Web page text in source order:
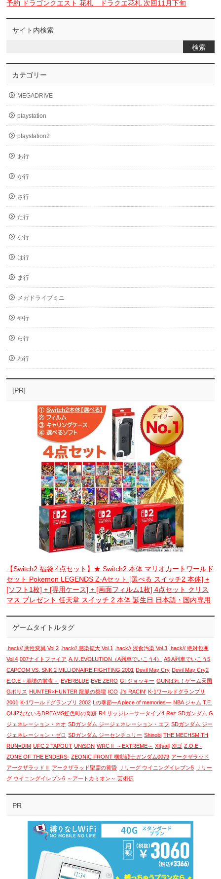
予約 ドラゴンクエスト 花札 ドラクエ花札 次回11月下旬
サイト内検索
カテゴリー
MEGADRIVE
playstation
playstation2
あ行
か行
さ行
た行
な行
は行
ま行
メガドライブミニ
や行
ら行
わ行
[PR]
【Switch2 福袋 4点セット】★ Switch2 本体 マリオカートワールド
セット Pokemon LEGENDS Z-Aセット [選べる スイッチ2 本体] +
[ソフト1枚] + [専用ケース] + [画面フィルム1枚] 4点セット クリス
マス プレゼント 任天堂 スイッチ 2 本体 誕生日 日本語・国内専用
ゲームタイトルタグ
.hack// 悪性変異 Vol.2 .hack// 感染拡大 Vol.1 .hack// 浸食汚染 Vol.3 .hack// 絶対包囲
Vol.4 007ナイトファイア A.Ⅳ.EVOLUTION（A列車でいこう4）
A5 A列車でいこう5
CAPCOM VS. SNK 2 MILLIONAIRE FIGHTING 2001 Devil May Cry Devil May Cry2
E.O.E－崩壊の前夜－
EVERBLUE EVE ZERO GI ジョッキー GUNばれ！ゲーム天国
Gポリス HUNTER×HUNTER 龍脈の祭壇 ICO J's RACIN' K-1ワールドグランプリ
2001 K-1ワールドグランプリ 2002 Lの季節―A piece of memories― NBA ジャム T.E.
QUIZなないろDREAMS虹色町の奇跡 R4 リッジレーサータイプ4 Rez SDガンダム G
ジェネレーション・ネオ SDガンダム ジージェネレーション・エフ SDガンダム ジー
ジェネレーション・ゼロ SDガンダム ジーセンチュリー Shinobi THE MECHSMITH
RUN=DIM UFC 2 TAPOUT UNiSON WRCⅡ ～EXTREME～ XI[sai] XIゴ Z.O.E -
ZONE OF THE ENDERS- ZEONIC FRONT 機動戦士ガンダム0079 アークザラッド
アークザラッドⅡ
アークザラッド聖霊の黄昏 Ｊリーグ ウイニングイレブン5
Ｊリー
グ ウイニングイレブン6 ～アートカミオン～ 芸術伝
PR